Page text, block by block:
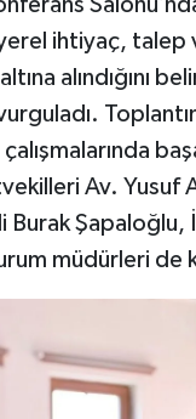
ihtiyaç,
alındığını
Av. Yusuf
Şapaloğlu,
müdürleri de